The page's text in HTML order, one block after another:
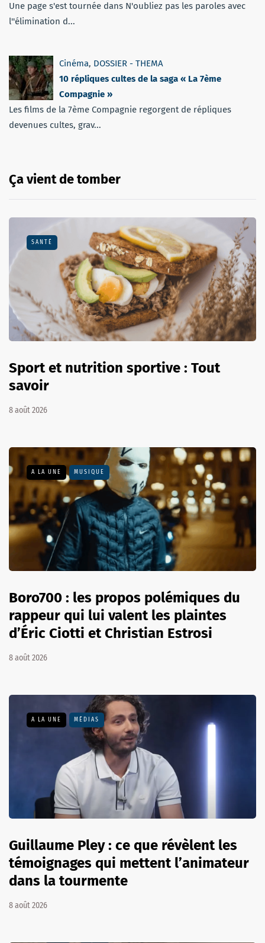
Une page s'est tournée dans N'oubliez pas les paroles avec
l''élimination d...
Cinéma, DOSSIER - THEMA
10 répliques cultes de la saga « La 7ème
Compagnie »
Les films de la 7ème Compagnie regorgent de répliques
devenues cultes, grav...
Ça vient de tomber
SANTÉ
Sport et nutrition sportive : Tout
savoir
8 août 2026
A LA UNE MUSIQUE
Boro700 : les propos polémiques du
rappeur qui lui valent les plaintes
d’Éric Ciotti et Christian Estrosi
8 août 2026
A LA UNE MÉDIAS
Guillaume Pley : ce que révèlent les
témoignages qui mettent l’animateur
dans la tourmente
8 août 2026